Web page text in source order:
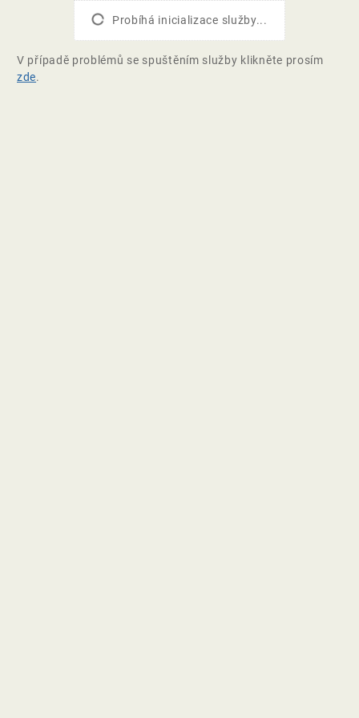
Probíhá inicializace služby...
V případě problémů se spuštěním služby klikněte prosím
zde.